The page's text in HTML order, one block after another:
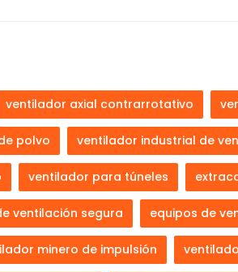
ventilador axial contrarrotativo
polvo ventilador industrial de
ventilador para túneles
ventilación segura equipos de
minero de impulsión